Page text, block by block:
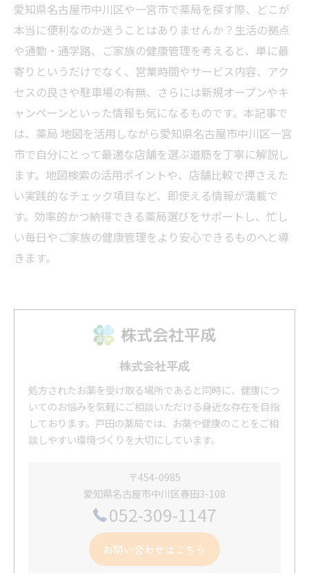
愛知県名古屋市中川区や一宮市で薬局を探す際、どこが
本当に便利なのか迷うことはありませんか？生活の拠点
や通勤・通学路、ご家族の健康管理を考えると、単に最
寄りというだけでなく、営業時間やサービス内容、アク
セスの良さや駐車場の有無、さらには新規オープンやキ
ャンペーンといった情報も気になるものです。本記事で
は、薬局 地図を活用しながら愛知県名古屋市中川区一宮
市で自分にとって最適な店舗を選ぶ道筋を丁寧に解説し
ます。地図検索の活用ポイントや、店舗比較で押さえた
い実践的なチェック項目など、即使える情報が満載で
す。効率的かつ納得できる薬局選びをサポートし、忙し
い毎日やご家族の健康管理をより安心できるものへと導
きます。
株式会社平成
処方されたお薬を受け取る場所であると同時に、健康につ
いてのお悩みを気軽にご相談いただける身近な存在を目指
しております。戸田の薬局では、お薬や健康のことをご相
談しやすい環境づくりを大切にしています。
〒454-0985
愛知県名古屋市中川区春田3-108
052-309-1147
お問い合わせはこちら